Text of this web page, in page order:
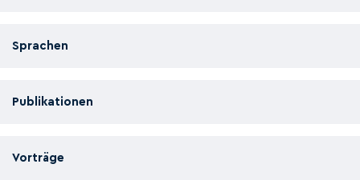
Sprachen
Publikationen
Vorträge